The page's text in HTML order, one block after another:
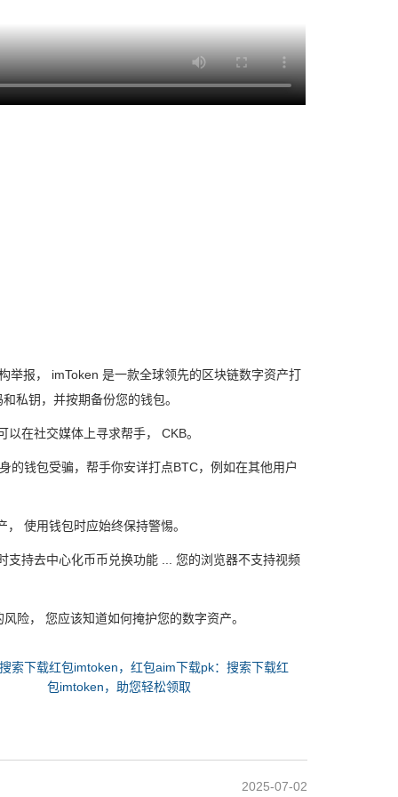
举报， imToken 是一款全球领先的区块链数字资产打
私钥，并按期备份您的钱包。
在社交媒体上寻求帮手， CKB。
的钱包受骗，帮手你安详打点BTC，例如在其他用户
使用钱包时应始终保持警惕。
持去中心化币币兑换功能 ... 您的浏览器不支持视频
险， 您应该知道如何掩护您的数字资产。
搜索下载红包imtoken，红包aim下载pk：搜索下载红
包imtoken，助您轻松领取
2025-07-02